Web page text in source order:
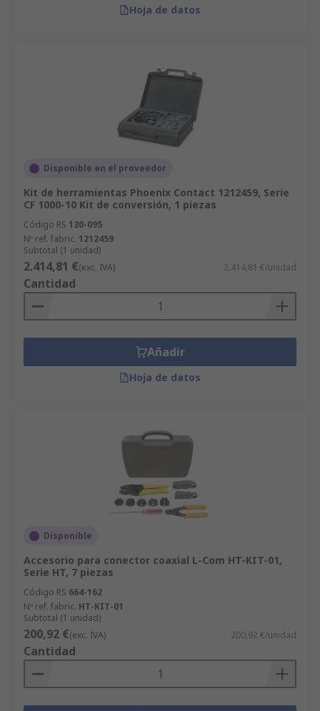
Hoja de datos
Disponible en el proveedor
Kit de herramientas Phoenix Contact 1212459, Serie
CF 1000-10 Kit de conversión, 1 piezas
Código RS 130-095
Nº ref. fabric. 1212459
Subtotal (1 unidad)
2.414,81 €(exc. IVA) 2.414,81 €/unidad
Cantidad
Añadir
Hoja de datos
Disponible
Accesorio para conector coaxial L-Com HT-KIT-01,
Serie HT, 7 piezas
Código RS 664-162
Nº ref. fabric. HT-KIT-01
Subtotal (1 unidad)
200,92 €(exc. IVA) 200,92 €/unidad
Cantidad